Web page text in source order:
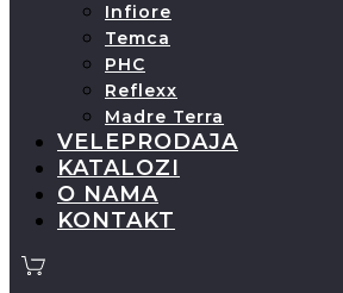
Infiore
Temca
PHC
Reflexx
Madre Terra
VELEPRODAJA
KATALOZI
O NAMA
KONTAKT